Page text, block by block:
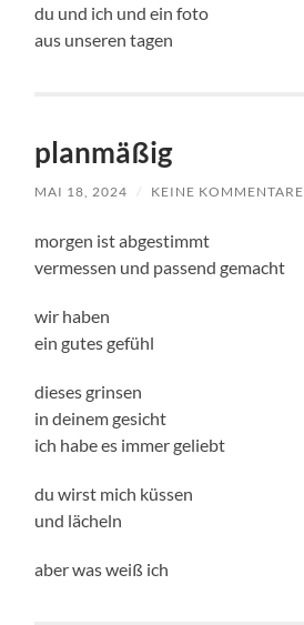
du und ich und ein foto
aus unseren tagen
planmäßig
MAI 18, 2024 / KEINE KOMMENTARE
morgen ist abgestimmt
vermessen und passend gemacht
wir haben
ein gutes gefühl
dieses grinsen
in deinem gesicht
ich habe es immer geliebt
du wirst mich küssen
und lächeln
aber was weiß ich